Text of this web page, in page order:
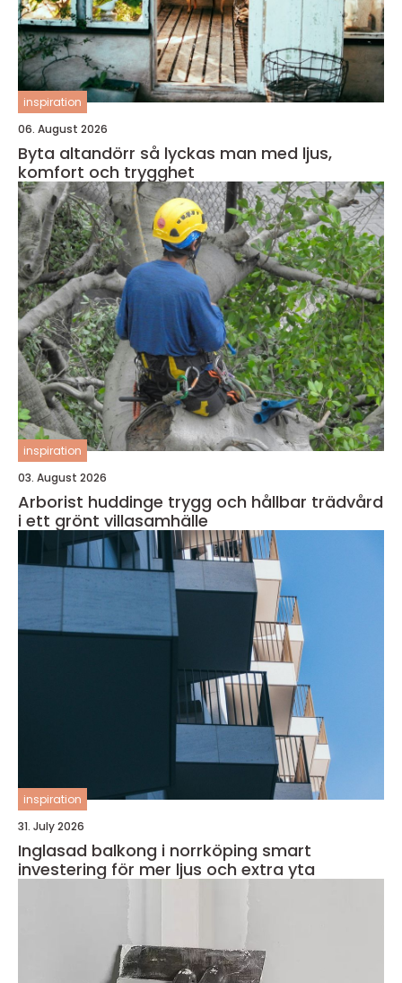
inspiration
06. August 2026
Byta altandörr så lyckas man med ljus,
komfort och trygghet
inspiration
03. August 2026
Arborist huddinge trygg och hållbar trädvård
i ett grönt villasamhälle
inspiration
31. July 2026
Inglasad balkong i norrköping smart
investering för mer ljus och extra yta